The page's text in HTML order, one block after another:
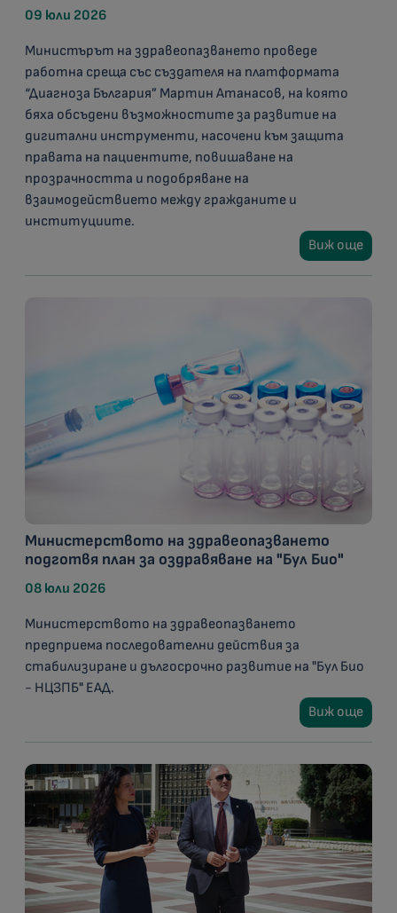
09 юли 2026
Министърът на здравеопазването проведе
работна среща със създателя на платформата
“Диагноза България” Мартин Атанасов, на която
бяха обсъдени възможностите за развитие на
дигитални инструменти, насочени към защита
правата на пациентите, повишаване на
прозрачността и подобряване на
взаимодействието между гражданите и
институциите.
Виж още
Министерството на здравеопазването
подготвя план за оздравяване на "Бул Био"
08 юли 2026
Министерството на здравеопазването
предприема последователни действия за
стабилизиране и дългосрочно развитие на "Бул Био
- НЦЗПБ" ЕАД.
Виж още